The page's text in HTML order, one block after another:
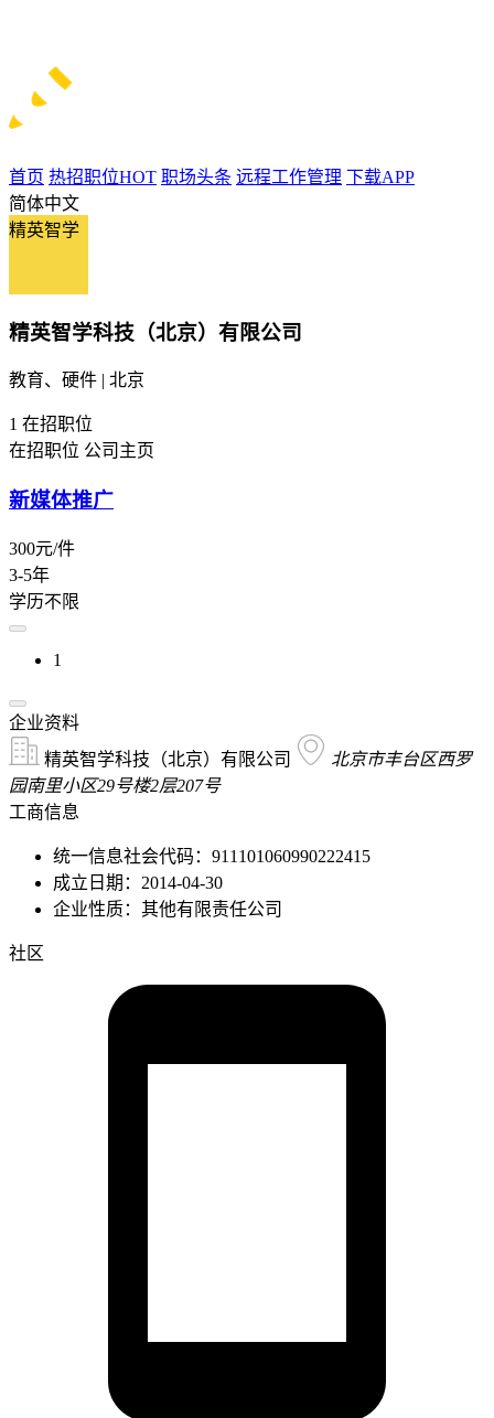
首页 热招职位HOT 职场头条 远程工作管理 下载APP
简体中文
精英智学
精英智学科技（北京）有限公司
教育、硬件 | 北京
1 在招职位
在招职位 公司主页
新媒体推广
300元/件
3-5年
学历不限
1
企业资料
精英智学科技（北京）有限公司
北京市丰台区西罗
园南里小区29号楼2层207号
工商信息
统一信息社会代码：911101060990222415
成立日期：2014-04-30
企业性质：其他有限责任公司
社区